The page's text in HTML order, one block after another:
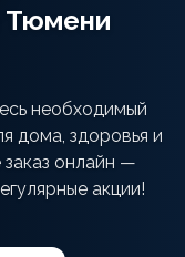
Тюмени
необходимый
дома, здоровья и
онлайн —
акции!